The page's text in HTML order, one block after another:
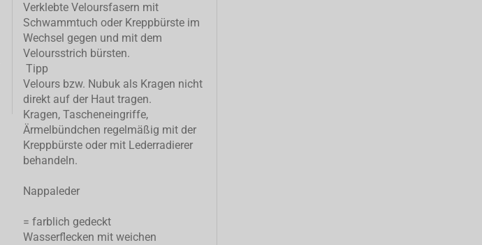
Verklebte Veloursfasern mit
Schwammtuch oder Kreppbürste im
Wechsel gegen und mit dem
Veloursstrich bürsten.
Tipp
Velours bzw. Nubuk als Kragen nicht
direkt auf der Haut tragen.
Kragen, Tascheneingriffe,
Ärmelbündchen regelmäßig mit der
Kreppbürste oder mit Lederradierer
behandeln.
Nappaleder
= farblich gedeckt
Wasserflecken mit weichen